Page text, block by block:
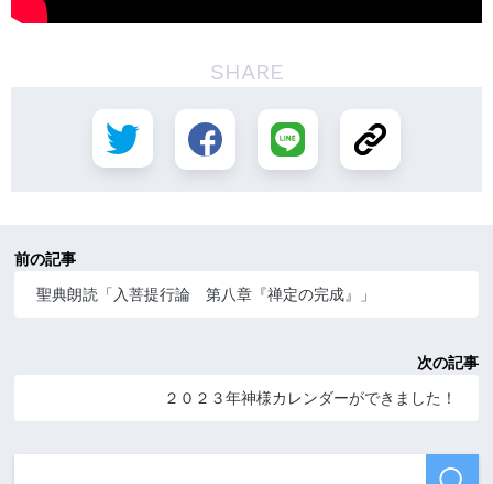
SHARE
前の記事
聖典朗読「入菩提行論 第八章『禅定の完成』」
次の記事
２０２３年神様カレンダーができました！